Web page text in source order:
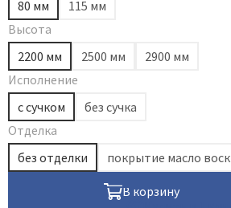
80 мм
115 мм
Высота
2200 мм
2500 мм
2900 мм
Исполнение
с сучком
без сучка
Отделка
без отделки
покрытие масло воск
В корзину